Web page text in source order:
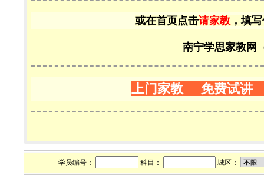
或在首页点击请家教 ，填
南宁学思家教网
上门家教 免费试讲
学员编号： 科目： 城区：